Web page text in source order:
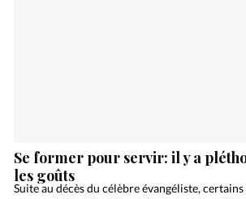
Se former pour servir: il y a
les goûts
Suite au décès du célèbre évangéliste,